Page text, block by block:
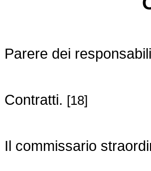
Parere dei
Contratti. [18]
Il commissario